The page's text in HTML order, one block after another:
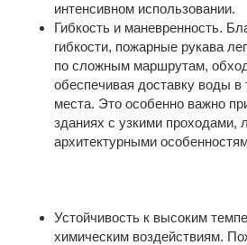
интенсивном использовании.
Гибкость и маневренность.
гибкости, пожарные рукава
по сложным маршрутам,
обеспечивая доставку воды в
места. Это особенно важно
зданиях с узкими проходами,
архитектурными
Устойчивость к высоким
химическим воздействиям.